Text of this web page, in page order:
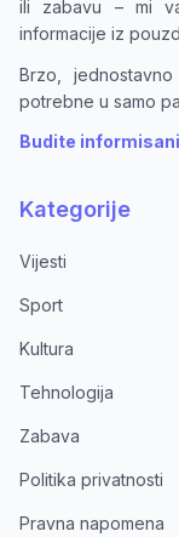
ili zabavu – mi
informacije iz
Brzo,
potrebne u samo
Budite
Kategorije
Vijesti
Sport
Kultura
Tehnologija
Zabava
Politika privatnosti
Pravna napomena